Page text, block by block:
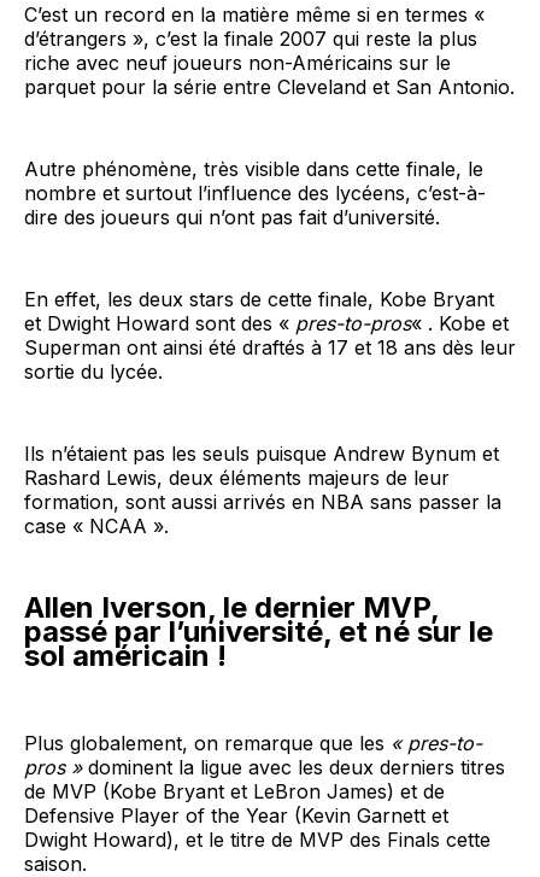
C’est un record en la matière même si en termes «
d’étrangers », c’est la finale 2007 qui reste la plus
riche avec neuf joueurs non-Américains sur le
parquet pour la série entre Cleveland et San Antonio.
Autre phénomène, très visible dans cette finale, le
nombre et surtout l’influence des lycéens, c’est-à-
dire des joueurs qui n’ont pas fait d’université.
En effet, les deux stars de cette finale, Kobe Bryant
et Dwight Howard sont des « pres-to-pros« . Kobe et
Superman ont ainsi été draftés à 17 et 18 ans dès leur
sortie du lycée.
Ils n’étaient pas les seuls puisque Andrew Bynum et
Rashard Lewis, deux éléments majeurs de leur
formation, sont aussi arrivés en NBA sans passer la
case « NCAA ».
Allen Iverson, le dernier MVP,
passé par l’université, et né sur le
sol américain !
Plus globalement, on remarque que les « pres-to-
pros » dominent la ligue avec les deux derniers titres
de MVP (Kobe Bryant et LeBron James) et de
Defensive Player of the Year (Kevin Garnett et
Dwight Howard), et le titre de MVP des Finals cette
saison.